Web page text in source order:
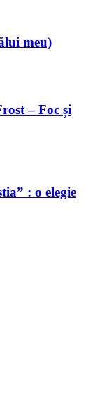
meu)
– Foc și
: o elegie